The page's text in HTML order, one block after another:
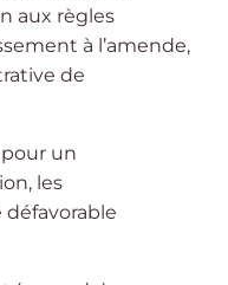
aux règles
à l’amende,
de
un
les
défavorable